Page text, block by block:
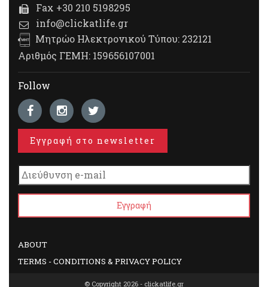
Fax +30 210 5198295
info@clickatlife.gr
Μητρώο Ηλεκτρονικού Τύπου: 232121
Αριθμός ΓΕΜΗ: 159656107001
Follow
Εγγραφή στο newsletter
ABOUT
TERMS - CONDITIONS & PRIVACY POLICY
© Copyright 2026 - clickatlife.gr